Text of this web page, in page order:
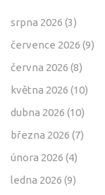
srpna 2026 (3)
července 2026 (9)
června 2026 (8)
května 2026 (10)
dubna 2026 (10)
března 2026 (7)
února 2026 (4)
ledna 2026 (9)